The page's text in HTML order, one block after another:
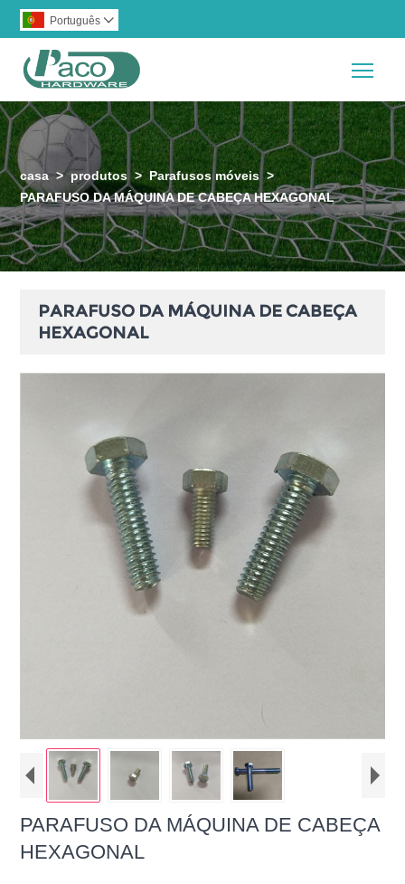
Português 
casa > produtos > Parafusos móveis >
PARAFUSO DA MÁQUINA DE CABEÇA HEXAGONAL
PARAFUSO DA MÁQUINA DE CABEÇA
HEXAGONAL
PARAFUSO DA MÁQUINA DE CABEÇA
HEXAGONAL